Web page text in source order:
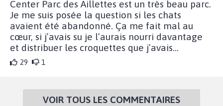
Center Parc des Aillettes est un très beau parc.
Je me suis posée la question si les chats
avaient été abandonné. Ça me fait mal au
cœur, si j’avais su je l’aurais nourri davantage
et distribuer les croquettes que j’avais…
29 1
VOIR TOUS LES COMMENTAIRES